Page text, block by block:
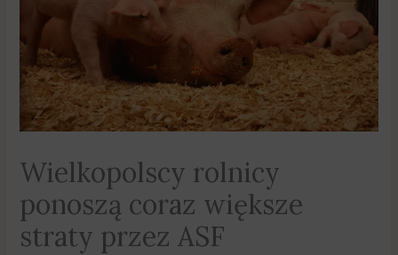
Wielkopolscy rolnicy
ponoszą coraz większe
straty przez ASF